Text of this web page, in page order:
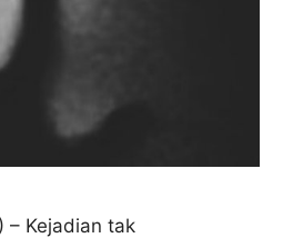
– Kejadian tak